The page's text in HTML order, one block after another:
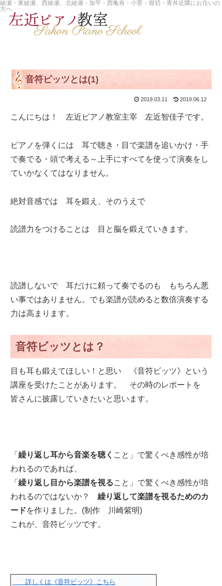
綾瀬・東綾瀬、西綾瀬、北綾瀬・加平・西亀有・小菅・堀切・青井近隣にお住いの
方へ
音符ビッツとは(1)
2019.03.11 2019.06.12
こんにちは！ 左近ピアノ教室主宰 左近智佳子です。
ピアノを弾くには 耳で聴き・目で楽譜を追いかけ・手
で奏でる・頭で考える～上手にすべてを使って演奏をし
ていかなくてはなりません。
絶対音感では 耳を鍛え、そのうえで
読譜力をつけることは 目と脳を鍛えていきます。
読譜しないで 耳だけに頼って奏でるのも もちろん悪
い事ではありません。でも楽譜が読めると数倍演奏する
力は高まります。
音符ビッツとは？
目も耳も鍛えてほしい！と思い 《音符ビッツ》という
講座を受けたことがあります。 その時のレポートを
皆さんに披露していきたいと思います。
「 繰り返し耳から音楽を聴く こと」で驚くべき感性が培
われるのであれば、
「 繰り返し目から楽譜を視ること」で驚くべき感性が培
われるのではないか？ 繰り返して楽譜を視るためのカ
ードを作りました。(制作 川崎紫明)
これが、音符ビッツです。
詳しくは《音符ビッツ》こちら